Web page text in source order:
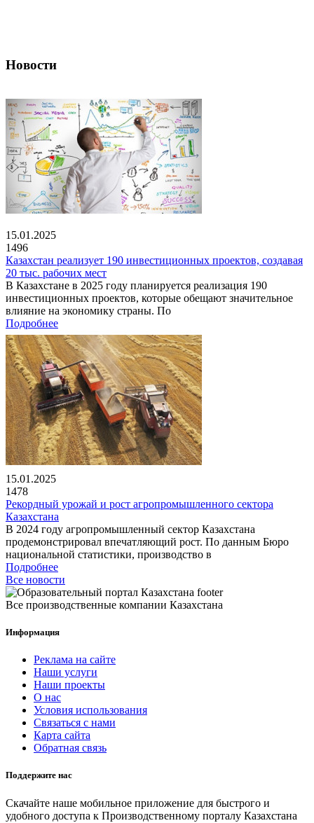
Новости
15.01.2025
1496
Казахстан реализует 190 инвестиционных проектов, создавая
20 тыс. рабочих мест
В Казахстане в 2025 году планируется реализация 190
инвестиционных проектов, которые обещают значительное
влияние на экономику страны. По
Подробнее
15.01.2025
1478
Рекордный урожай и рост агропромышленного сектора
Казахстана
В 2024 году агропромышленный сектор Казахстана
продемонстрировал впечатляющий рост. По данным Бюро
национальной статистики, производство в
Подробнее
Все новости
Все производственные компании Казахстана
Информация
Реклама на сайте
Наши услуги
Наши проекты
О нас
Условия использования
Связаться с нами
Карта сайта
Обратная связь
Поддержите нас
Скачайте наше мобильное приложение для быстрого и
удобного доступа к Производственному порталу Казахстана